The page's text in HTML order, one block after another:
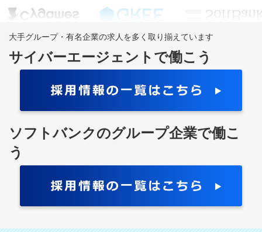
大手グループ・有名企業の求人を多く取り揃えています
サイバーエージェントで働こう
ソフトバンクのグループ企業で働こ
う